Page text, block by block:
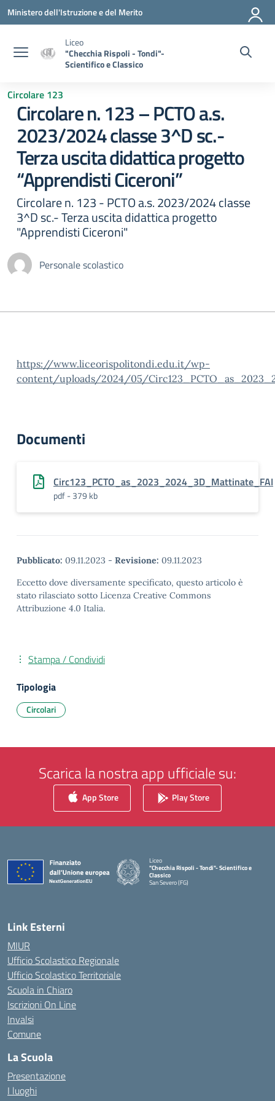
Vai ai contenuti
Vai al menu di navigazione
Vai al footer
Ministero dell'Istruzione e del Merito
Liceo
"Checchia Rispoli - Tondi"-
Scientifico e Classico
Circolare 123
Circolare n. 123 – PCTO a.s.
2023/2024 classe 3^D sc.-
Terza uscita didattica progetto
“Apprendisti Ciceroni”
Circolare n. 123 - PCTO a.s. 2023/2024 classe
3^D sc.- Terza uscita didattica progetto
"Apprendisti Ciceroni"
Personale scolastico
https://www.liceorispolitondi.edu.it/wp-
content/uploads/2024/05/
Documenti
Circ123_PCTO_as_2023_2024_3D_Mattinate_FAI
pdf - 379 kb
Pubblicato: 09.11.2023 - Revisione: 09.11.2023
Eccetto dove diversamente specificato, questo articolo è
stato rilasciato sotto Licenza Creative Commons
Attribuzione 4.0 Italia.
Stampa / Condividi
Tipologia
Circolari
Scarica la nostra app ufficiale su:
App Store Play Store
Liceo
"Checchia Rispoli - Tondi"- Scientifico e
Classico
San Severo (FG)
Link Esterni
MIUR
Ufficio Scolastico Regionale
Ufficio Scolastico Territoriale
Scuola in Chiaro
Iscrizioni On Line
Invalsi
Comune
La Scuola
Presentazione
I luoghi